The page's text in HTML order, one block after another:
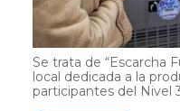
Se trata de “Escarcha
local dedicada a la
participantes del Nivel